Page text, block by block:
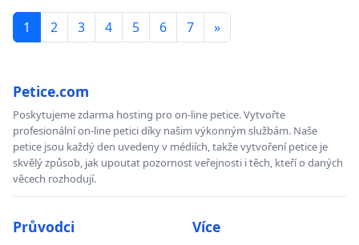
1 2 3 4 5 6 7 »
Petice.com
Poskytujeme zdarma hosting pro on-line petice. Vytvořte
profesionální on-line petici díky našim výkonným službám. Naše
petice jsou každý den uvedeny v médiích, takže vytvoření petice je
skvělý způsob, jak upoutat pozornost veřejnosti i těch, kteří o daných
věcech rozhodují.
Průvodci Více